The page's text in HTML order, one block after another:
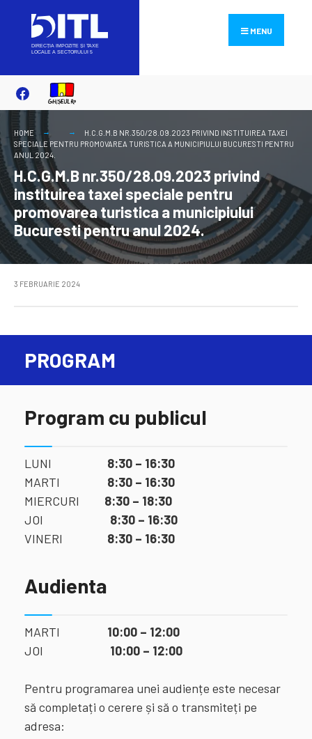
content
MENU
HOME
H.C.G.M.B NR.350/28.09.2023 PRIVIND INSTITUIREA TAXEI
SPECIALE PENTRU PROMOVAREA TURISTICA A MUNICIPIULUI BUCURESTI PENTRU
ANUL 2024.
H.C.G.M.B nr.350/28.09.2023 privind
instituirea taxei speciale pentru
promovarea turistica a municipiului
Bucuresti pentru anul 2024.
3 FEBRUARIE 2024
PROGRAM
Program cu publicul
LUNI 8:30 – 16:30
MARTI 8:30 – 16:30
MIERCURI 8:30 – 18:30
JOI 8:30 – 16:30
VINERI 8:30 – 16:30
Audienta
MARTI 10:00 – 12:00
JOI 10:00 – 12:00
Pentru programarea unei audiențe este necesar
să completați o cerere și să o transmiteți pe
adresa:
for: